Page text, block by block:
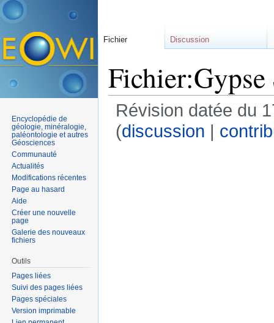
Révision datée du
(discussion |
Fichier Discussion
Encyclopédie de
géologie, minéralogie,
paléontologie et autres
Géosciences
Communauté
Actualités
Modifications récentes
Page au hasard
Aide
Créer une nouvelle
page
Galerie des nouveaux
fichiers
Outils
Pages liées
Suivi des pages liées
Pages spéciales
Version imprimable